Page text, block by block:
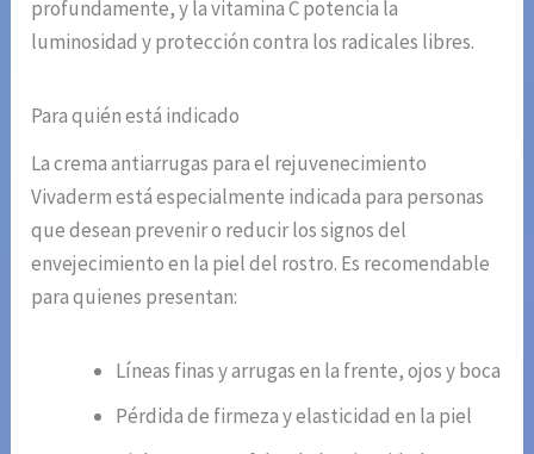
profundamente, y la vitamina C potencia la
luminosidad y protección contra los radicales libres.
Para quién está indicado
La crema antiarrugas para el rejuvenecimiento
Vivaderm está especialmente indicada para personas
que desean prevenir o reducir los signos del
envejecimiento en la piel del rostro. Es recomendable
para quienes presentan:
Líneas finas y arrugas en la frente, ojos y boca
Pérdida de firmeza y elasticidad en la piel